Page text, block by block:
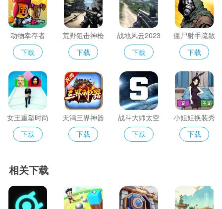
动物幸存者
下载
荒野狙击神枪
手
下载
战地风云2023
下载
僵尸射手疏散
下载
女王重塑时尚
跑
下载
天鸿三界神器
下载
战斗大师太空
沙盒
下载
小姐姐换装秀
下载
相关下载